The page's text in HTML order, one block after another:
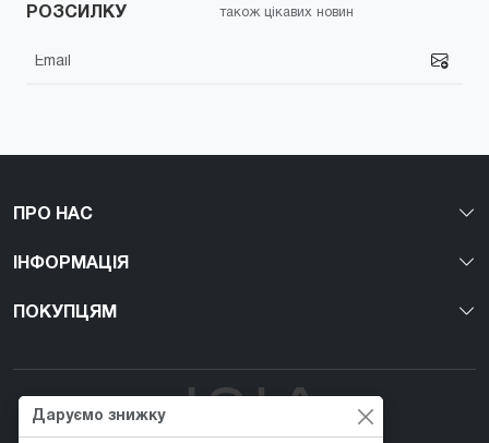
РОЗСИЛКУ
також цікавих новин
ПРО НАС
ІНФОРМАЦІЯ
ПОКУПЦЯМ
Даруємо знижку